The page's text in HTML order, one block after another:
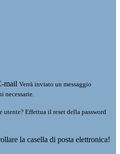
mail Verrà inviato un messaggio
necessarie.
utente? Effettua il reset della password
la casella di posta elettronica!